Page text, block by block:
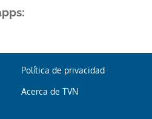
Política de privacidad
Acerca de TVN